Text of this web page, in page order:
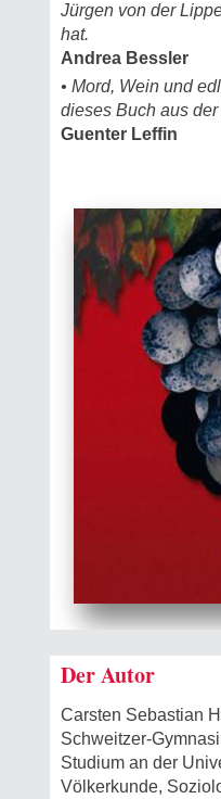
Jürgen von der
hat.
Andrea Bessler
• Mord, Wein und
dieses Buch aus
Guenter Leffin
Der Autor
Carsten Sebastian
Schweitzer-
Studium an der
Völkerkunde,